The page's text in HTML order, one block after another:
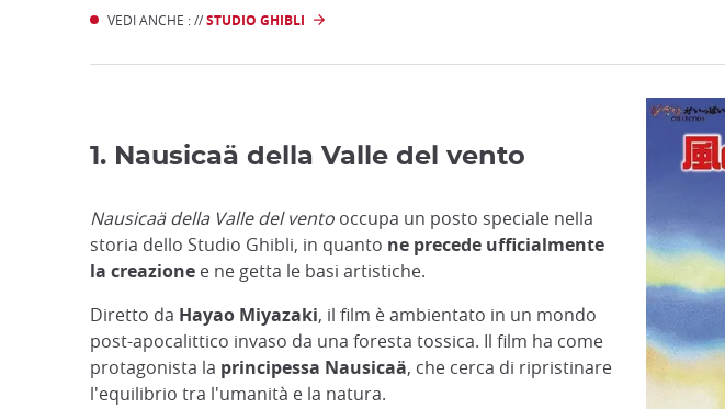
VEDI ANCHE : //STUDIO GHIBLI
1. Nausicaä della Valle del vento
Nausicaä della Valle del vento occupa un posto speciale nella
storia dello Studio Ghibli, in quanto ne precede ufficialmente
la creazione e ne getta le basi artistiche.
Diretto da Hayao Miyazaki, il film è ambientato in un mondo
post-apocalittico invaso da una foresta tossica. Il film ha come
protagonista la principessa Nausicaä, che cerca di ripristinare
l'equilibrio tra l'umanità e la natura.